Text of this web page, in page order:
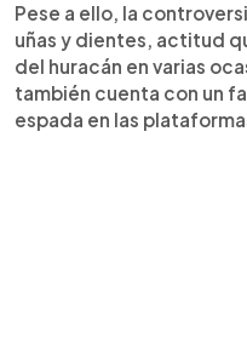
Pese a ello, la
uñas y dientes, actitud
del huracán en varias
también cuenta con un
espada en las